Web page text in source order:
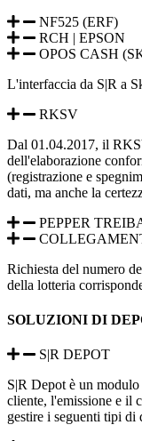
NF525 (ERF)
RCH | EPSON
OPOS CASH
L'interfaccia da S|R a
RKSV
Dal 01.04.2017, il
dell'elaborazione
(registrazione e
dati, ma anche la
PEPPER
Richiesta del numero
della lotteria
SOLUZIONI DI
S|R DEPOT
S|R Depot è un
cliente, l'emissione e il
gestire i seguenti tipi di